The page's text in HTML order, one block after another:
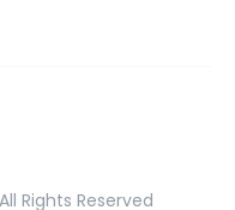
Rights Reserved